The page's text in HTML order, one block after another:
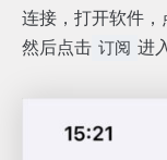
连接，打开软件
然后点击 订阅 进